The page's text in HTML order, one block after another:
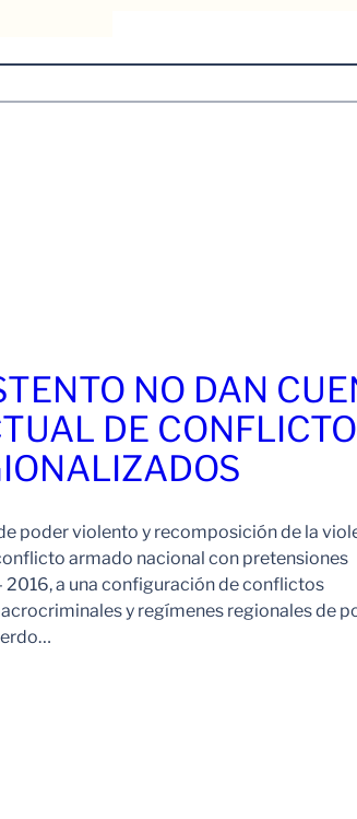
NO DAN
DE
poder violento y recomposición de la
armado nacional con pretensiones
a una configuración de conflictos
y regímenes regionales de